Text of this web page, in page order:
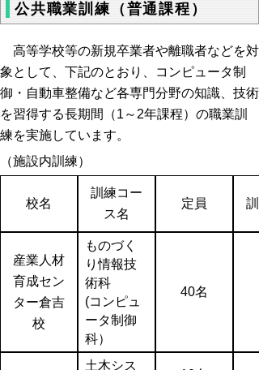
公共職業訓練（普通課程）
高等学校等の新規卒業者や離職者などを対
象として、下記のとおり、コンピュータ制
御・自動車整備など各専門分野の知識、技術
を習得する長期間（1～2年課程）の職業訓
練を実施しています。
（施設内訓練）
校名
訓練コー
ス名
定員
産業人材
育成セン
ター倉吉
校
ものづく
り情報技
術科
(コンピュ
ータ制御
科）
40名
土木シス